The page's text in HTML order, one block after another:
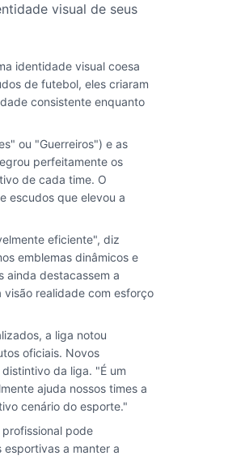
visual de seus
identidade visual coesa
de futebol, eles criaram
consistente enquanto
ou "Guerreiros") e as
perfeitamente os
de cada time. O
escudos que elevou a
eficiente", diz
emblemas dinâmicos e
ainda destacassem a
realidade com esforço
a liga notou
oficiais. Novos
da liga. "É um
ajuda nossos times a
cenário do esporte."
pode
esportivas a manter a